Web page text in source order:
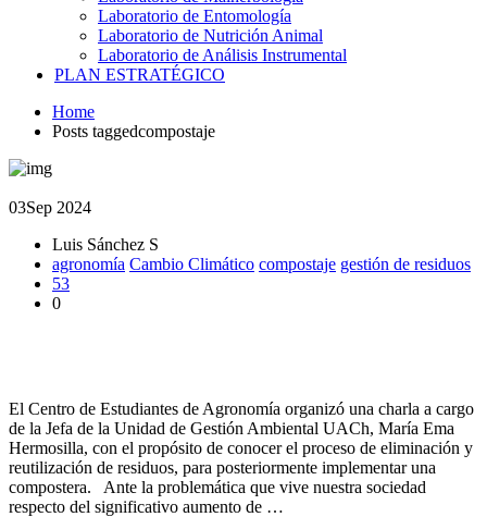
Laboratorio de Entomología
Laboratorio de Nutrición Animal
Laboratorio de Análisis Instrumental
PLAN ESTRATÉGICO
Home
Posts taggedcompostaje
03Sep 2024
Luis Sánchez S
agronomía Cambio Climático compostaje gestión de residuos
53
0
El Centro de Estudiantes de Agronomía organizó una charla a cargo
de la Jefa de la Unidad de Gestión Ambiental UACh, María Ema
Hermosilla, con el propósito de conocer el proceso de eliminación y
reutilización de residuos, para posteriormente implementar una
compostera. Ante la problemática que vive nuestra sociedad
respecto del significativo aumento de …